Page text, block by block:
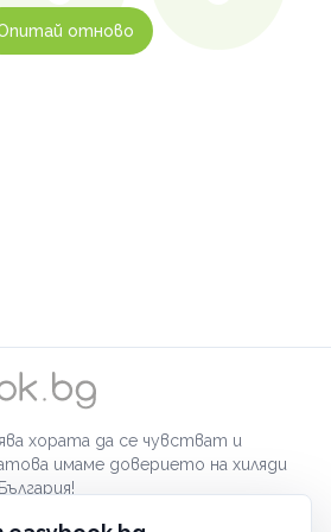
отново
хората да се чувстват и
имаме доверието на хиляди